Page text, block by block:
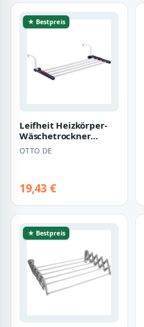
★ Bestpreis
Leifheit Heizkörper-
Wäschetrockner
Quartett
OTTO DE
19,43 €
★ Bestpreis